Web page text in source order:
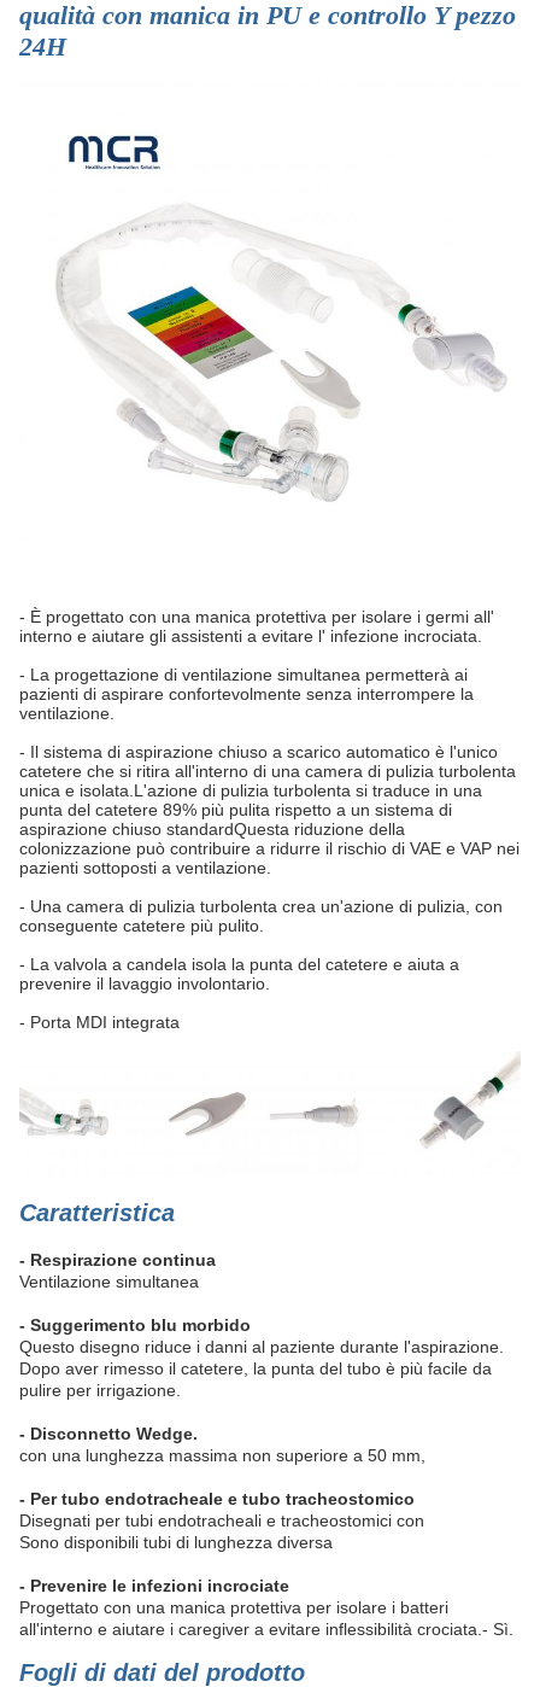
qualità con manica in PU e controllo Y pezzo
24H
- È progettato con una manica protettiva per isolare i germi all'
interno e aiutare gli assistenti a evitare l' infezione incrociata.
- La progettazione di ventilazione simultanea permetterà ai
pazienti di aspirare confortevolmente senza interrompere la
ventilazione.
- Il sistema di aspirazione chiuso a scarico automatico è l'unico
catetere che si ritira all'interno di una camera di pulizia turbolenta
unica e isolata.L'azione di pulizia turbolenta si traduce in una
punta del catetere 89% più pulita rispetto a un sistema di
aspirazione chiuso standardQuesta riduzione della
colonizzazione può contribuire a ridurre il rischio di VAE e VAP nei
pazienti sottoposti a ventilazione.
- Una camera di pulizia turbolenta crea un'azione di pulizia, con
conseguente catetere più pulito.
- La valvola a candela isola la punta del catetere e aiuta a
prevenire il lavaggio involontario.
- Porta MDI integrata
Caratteristica
- Respirazione continua
Ventilazione simultanea
- Suggerimento blu morbido
Questo disegno riduce i danni al paziente durante l'aspirazione.
Dopo aver rimesso il catetere, la punta del tubo è più facile da
pulire per irrigazione.
- Disconnetto Wedge.
con una lunghezza massima non superiore a 50 mm,
- Per tubo endotracheale e tubo tracheostomico
Disegnati per tubi endotracheali e tracheostomici con
Sono disponibili tubi di lunghezza diversa
- Prevenire le infezioni incrociate
Progettato con una manica protettiva per isolare i batteri
all'interno e aiutare i caregiver a evitare inflessibilità crociata. - Sì.
Fogli di dati del prodotto